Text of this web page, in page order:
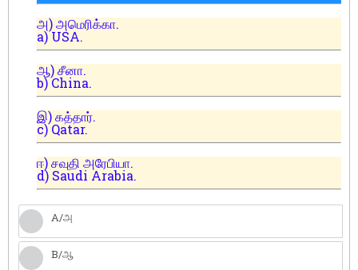
அ) அமெரிக்கா.
a) USA.
ஆ) சீனா.
b) China.
இ) கத்தார்.
c) Qatar.
ஈ) சவுதி அரேபியா.
d) Saudi Arabia.
A/அ
B/ஆ